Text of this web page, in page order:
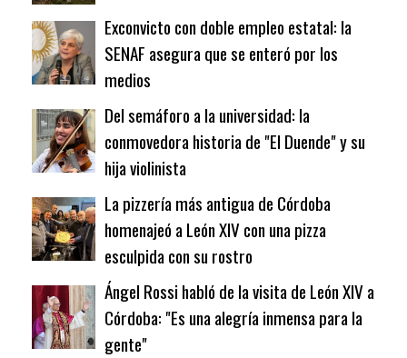
Exconvicto con doble empleo estatal: la
SENAF asegura que se enteró por los
medios
Del semáforo a la universidad: la
conmovedora historia de "El Duende" y su
hija violinista
La pizzería más antigua de Córdoba
homenajeó a León XIV con una pizza
esculpida con su rostro
Ángel Rossi habló de la visita de León XIV a
Córdoba: "Es una alegría inmensa para la
gente"